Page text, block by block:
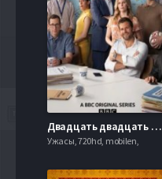
Двадцать двадцать шесть (2026)
Ужасы, 720hd, mobilen,